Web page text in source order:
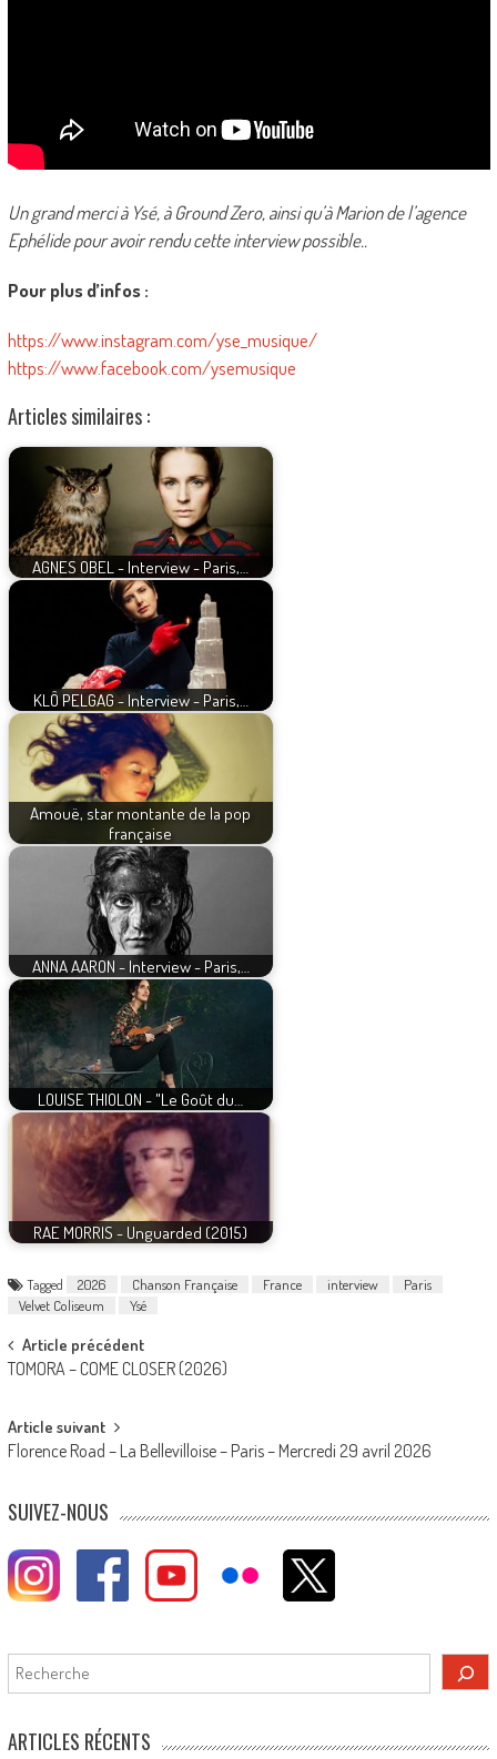
Un grand merci à Ysé, à Ground Zero, ainsi qu’à Marion de l’agence
Ephélide pour avoir rendu cette interview possible..
Pour plus d’infos :
https://www.instagram.com/yse_musique/
https://www.facebook.com/ysemusique
Articles similaires :
AGNES OBEL - Interview - Paris,…
KLÔ PELGAG - Interview - Paris,…
Amouë, star montante de la pop
française
ANNA AARON - Interview - Paris,…
LOUISE THIOLON - "Le Goût du…
RAE MORRIS - Unguarded (2015)
Tagged 2026 Chanson Française France interview
Paris
Velvet Coliseum
Ysé
Post
navigation
Article précédent
TOMORA – COME CLOSER (2026)
Article suivant
Florence Road – La Bellevilloise – Paris – Mercredi 29 avril 2026
SUIVEZ-NOUS
Rechercher
ARTICLES RÉCENTS